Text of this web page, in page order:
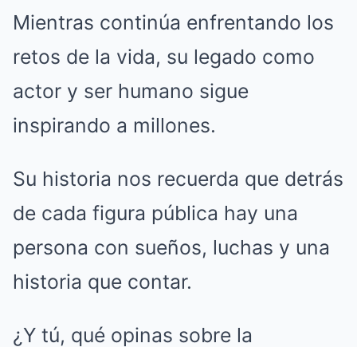
Mientras continúa enfrentando los
retos de la vida, su legado como
actor y ser humano sigue
inspirando a millones.
Su historia nos recuerda que detrás
de cada figura pública hay una
persona con sueños, luchas y una
historia que contar.
¿Y tú, qué opinas sobre la